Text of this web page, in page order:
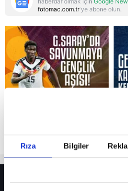
Rıza Bilgiler
Reddet
fotomac.com.tr'ye abone olun.